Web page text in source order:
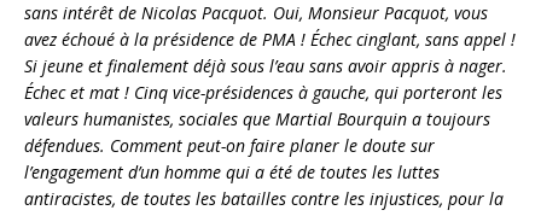
sans intérêt de Nicolas Pacquot. Oui, Monsieur Pacquot, vous
avez échoué à la présidence de PMA ! Échec cinglant, sans appel !
Si jeune et finalement déjà sous l’eau sans avoir appris à nager.
Échec et mat ! Cinq vice-présidences à gauche, qui porteront les
valeurs humanistes, sociales que Martial Bourquin a toujours
défendues. Comment peut-on faire planer le doute sur
l’engagement d’un homme qui a été de toutes les luttes
antiracistes, de toutes les batailles contre les injustices, pour la